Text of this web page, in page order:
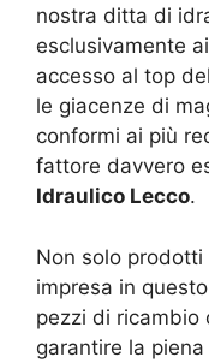
nostra ditta di
esclusivamente
accesso al top
le giacenze di
conformi ai più
fattore davvero
Idraulico Lecco.
Non solo prodotti
impresa in
pezzi di ricambio
garantire la